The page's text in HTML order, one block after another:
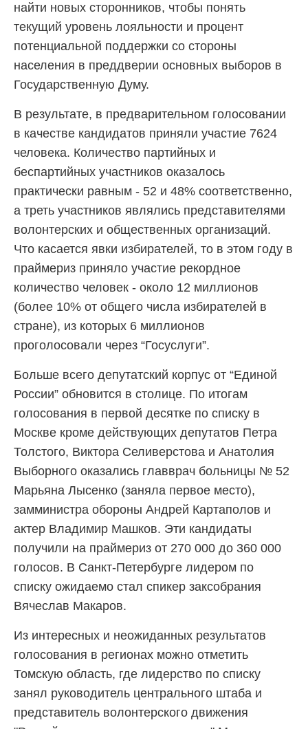
найти новых сторонников, чтобы понять
текущий уровень лояльности и процент
потенциальной поддержки со стороны
населения в преддверии основных выборов в
Государственную Думу.
В результате, в предварительном голосовании
в качестве кандидатов приняли участие 7624
человека. Количество партийных и
беспартийных участников оказалось
практически равным - 52 и 48% соответственно,
а треть участников являлись представителями
волонтерских и общественных организаций.
Что касается явки избирателей, то в этом году в
праймериз приняло участие рекордное
количество человек - около 12 миллионов
(более 10% от общего числа избирателей в
стране), из которых 6 миллионов
проголосовали через “Госуслуги”.
Больше всего депутатский корпус от “Единой
России” обновится в столице. По итогам
голосования в первой десятке по списку в
Москве кроме действующих депутатов Петра
Толстого, Виктора Селиверстова и Анатолия
Выборного оказались главврач больницы № 52
Марьяна Лысенко (заняла первое место),
замминистра обороны Андрей Картаполов и
актер Владимир Машков. Эти кандидаты
получили на праймериз от 270 000 до 360 000
голосов. В Санкт-Петербурге лидером по
списку ожидаемо стал спикер заксобрания
Вячеслав Макаров.
Из интересных и неожиданных результатов
голосования в регионах можно отметить
Томскую область, где лидерство по списку
занял руководитель центрального штаба и
представитель волонтерского движения